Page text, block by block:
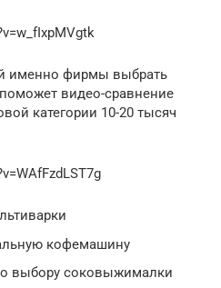
именно фирмы выбрать
видео-сравнение
категории 10-20 тысяч
кофемашину
выбору соковыжималки